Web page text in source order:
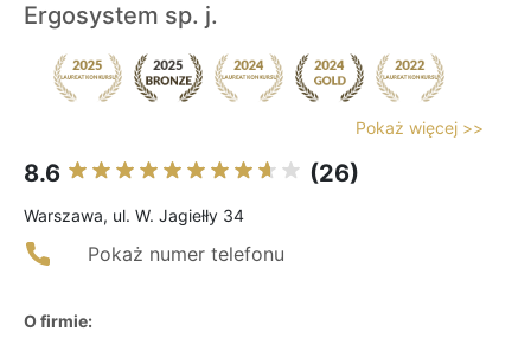
Ergosystem sp. j.
Pokaż więcej >>
8.6 (26)
Warszawa, ul. W. Jagiełły 34
Pokaż numer telefonu
O firmie: